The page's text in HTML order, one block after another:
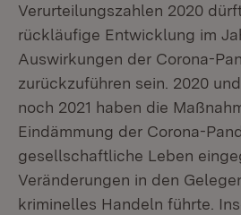
Verurteilungszahlen 2020
rückläufige Entwicklung im
Auswirkungen der Corona-
zurückzuführen sein. 2020
noch 2021 haben die
Eindämmung der Corona-
gesellschaftliche Leben
Veränderungen in den
kriminelles Handeln führte.